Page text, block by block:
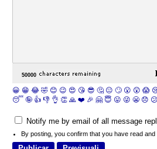
😀 😁 😂 🤣 😊 😉 😍 😘 😎 🤔 😐 🙄 😮 😲 😱
😴 🤪 👍 👎 👌 👏 🙏 ❤️ 🎉 🤗 😇 😛 😜 😬 😞 😕
Notify me by email of all message
By posting, you confirm that you have read